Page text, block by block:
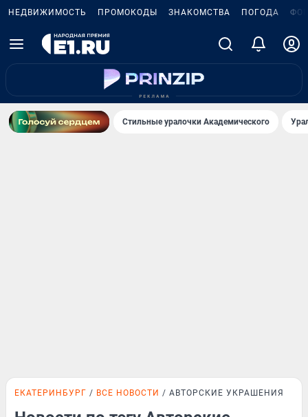
НЕДВИЖИМОСТЬ ПРОМОКОДЫ ЗНАКОМСТВА ПОГОДА
Стильные уралочки Академического
ЕКАТЕРИНБУРГ ВСЕ НОВОСТИ АВТОРСКИЕ УКРАШЕНИЯ